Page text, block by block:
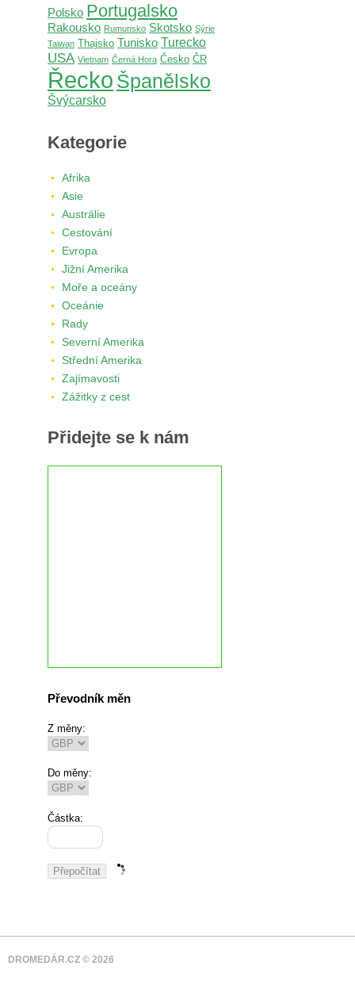
Polsko Portugalsko
Rakousko Rumunsko Skotsko Sýrie
Taiwan Thajsko Tunisko Turecko
USA Vietnam Černá Hora Česko ČR
Řecko Španělsko
Švýcarsko
Kategorie
Afrika
Asie
Austrálie
Cestování
Evropa
Jižní Amerika
Moře a oceány
Oceánie
Rady
Severní Amerika
Střední Amerika
Zajímavosti
Zážitky z cest
Přidejte se k nám
Převodník měn
Z měny:
Do měny:
Částka:
DROMEDÁR.CZ © 2026